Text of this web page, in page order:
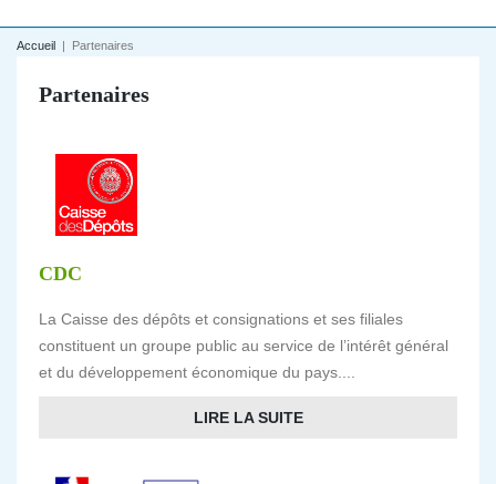
Accueil | Partenaires
Partenaires
CDC
La Caisse des dépôts et consignations et ses filiales
constituent un groupe public au service de l’intérêt général
et du développement économique du pays....
LIRE LA SUITE